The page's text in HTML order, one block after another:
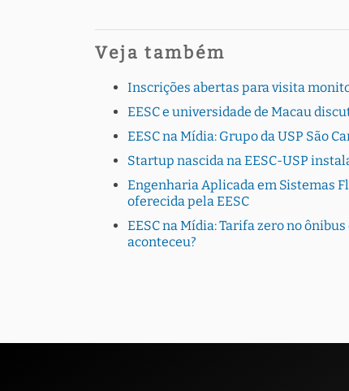
Veja também
Inscrições abertas para visita
EESC e universidade de Macau
EESC na Mídia: Grupo da USP São
Startup nascida na EESC-USP
Engenharia Aplicada em Sistemas
oferecida pela EESC
EESC na Mídia: Tarifa zero no
aconteceu?